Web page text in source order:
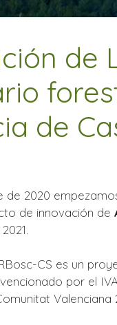
de
de
de 2020
de innovación de
CS es un
por el
Valenciana